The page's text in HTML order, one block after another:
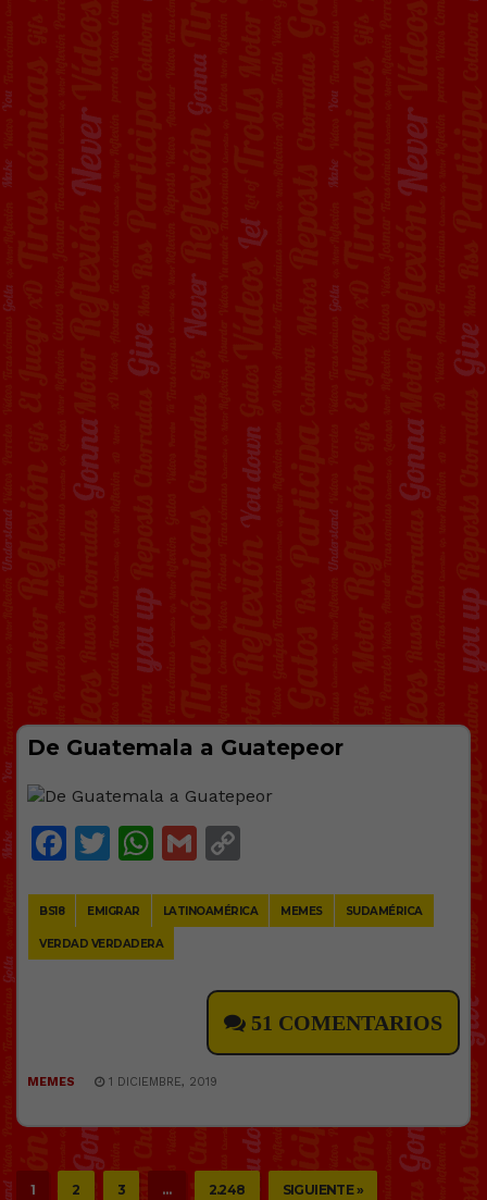
De Guatemala a Guatepeor
Facebook
Twitter
WhatsApp
Gmail
BS18 EMIGRAR LATINOAMÉRICA MEMES SUDAMÉRICA
VERDAD VERDADERA
51 COMENTARIOS
MEMES 1 DICIEMBRE, 2019
1 2 3 … 2.248 SIGUIENTE »